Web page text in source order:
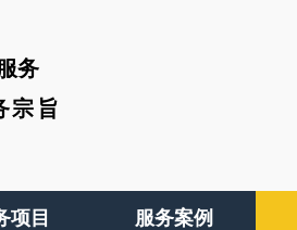
务
宗旨
项目 服务案例